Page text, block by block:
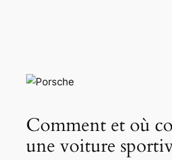
Comment et où
une voiture